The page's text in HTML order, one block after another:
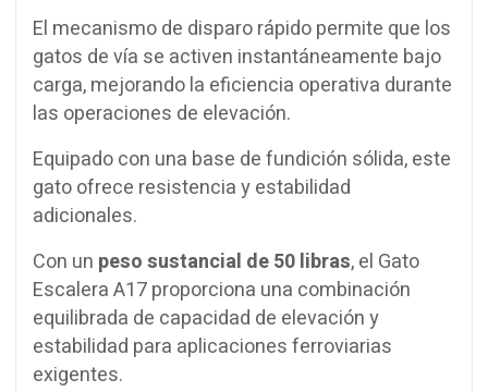
El mecanismo de disparo rápido permite que los
gatos de vía se activen instantáneamente bajo
carga, mejorando la eficiencia operativa durante
las operaciones de elevación.
Equipado con una base de fundición sólida, este
gato ofrece resistencia y estabilidad
adicionales.
Con un peso sustancial de 50 libras, el Gato
Escalera A17 proporciona una combinación
equilibrada de capacidad de elevación y
estabilidad para aplicaciones ferroviarias
exigentes.